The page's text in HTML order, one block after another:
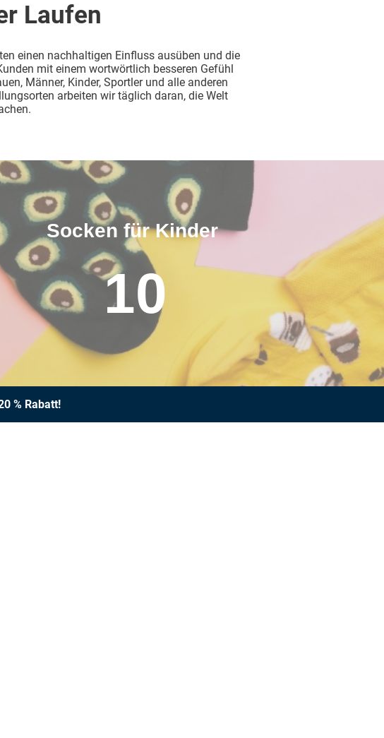
Laufen
einen nachhaltigen Einfluss ausüben und die
mit einem wortwörtlich besseren Gefühl
Männer, Kinder, Sportler und alle anderen
arbeiten wir täglich daran, die Welt
Socken für Kinder
10
% Rabatt!